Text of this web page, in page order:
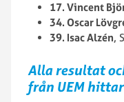
17. Vincent
34. Oscar
39. Isac Alzén,
Alla resultat
från UEM